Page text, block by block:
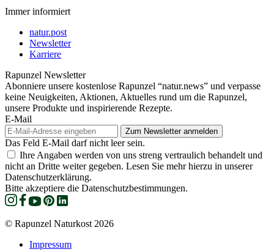
Immer informiert
natur.post
Newsletter
Karriere
Rapunzel Newsletter
Abonniere unsere kostenlose Rapunzel “natur.news” und verpasse
keine Neuigkeiten, Aktionen, Aktuelles rund um die Rapunzel,
unsere Produkte und inspirierende Rezepte.
E-Mail
Das Feld E-Mail darf nicht leer sein.
Ihre Angaben werden von uns streng vertraulich behandelt und
nicht an Dritte weiter gegeben. Lesen Sie mehr hierzu in unserer
Datenschutzerklärung.
Bitte akzeptiere die Datenschutzbestimmungen.
© Rapunzel Naturkost 2026
Impressum